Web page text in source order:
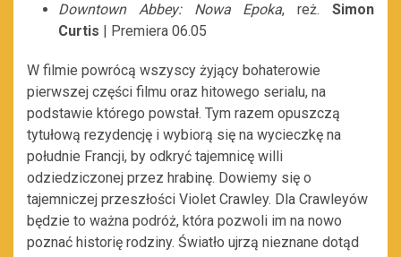
Downtown Abbey: Nowa Epoka, reż.Simon
Curtis
| Premiera 06.05
W filmie powrócą wszyscy żyjący bohaterowie
pierwszej części filmu oraz hitowego serialu, na
podstawie którego powstał. Tym razem opuszczą
tytułową rezydencję i wybiorą się na wycieczkę na
południe Francji, by odkryć tajemnicę willi
odziedziczonej przez hrabinę. Dowiemy się o
tajemniczej przeszłości Violet Crawley. Dla Crawleyów
będzie to ważna podróż, która pozwoli im na nowo
poznać historię rodziny. Światło ujrzą nieznane dotąd